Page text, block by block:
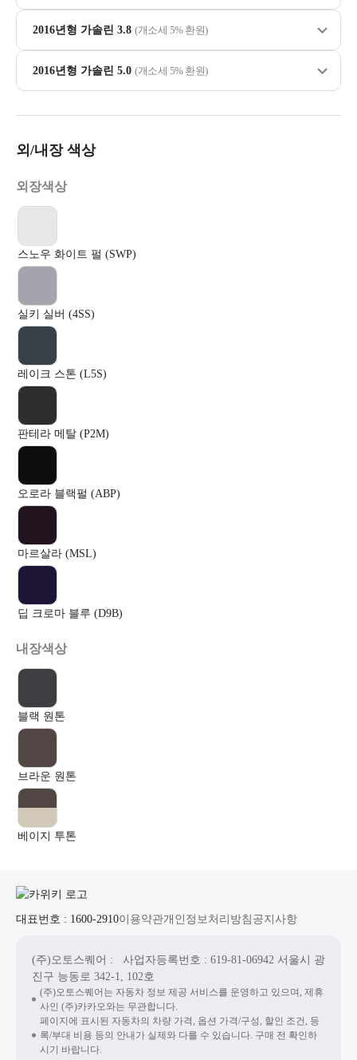
2016년형 가솔린 3.8 (개소세 5% 환원)
2016년형 가솔린 5.0 (개소세 5% 환원)
외/내장 색상
외장색상
스노우 화이트 펄 (SWP)
실키 실버 (4SS)
레이크 스톤 (L5S)
판테라 메탈 (P2M)
오로라 블랙펄 (ABP)
마르살라 (MSL)
딥 크로마 블루 (D9B)
내장색상
블랙 원톤
브라운 원톤
베이지 투톤
대표번호 : 1600-2910이용약관개인정보처리방침 공지사항
(주)오토스퀘어 : 사업자등록번호 : 619-81-06942 서울시 광
진구 능동로 342-1, 102호
(주)오토스퀘어는 자동차 정보 제공 서비스를 운영하고 있으며, 제휴
사인 (주)카카오와는 무관합니다.
페이지에 표시된 자동차의 차량 가격, 옵션 가격/구성, 할인 조건, 등
록/부대 비용 등의 안내가 실제와 다를 수 있습니다. 구매 전 확인하
시기 바랍니다.